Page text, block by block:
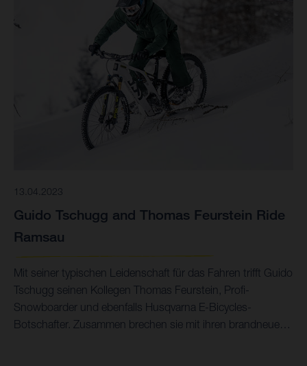
13.04.2023
Guido Tschugg and Thomas Feurstein Ride
Ramsau
Mit seiner typischen Leidenschaft für das Fahren trifft Guido
Tschugg seinen Kollegen Thomas Feurstein, Profi-
Snowboarder und ebenfalls Husqvarna E-Bicycles-
Botschafter. Zusammen brechen sie mit ihren brandneuen